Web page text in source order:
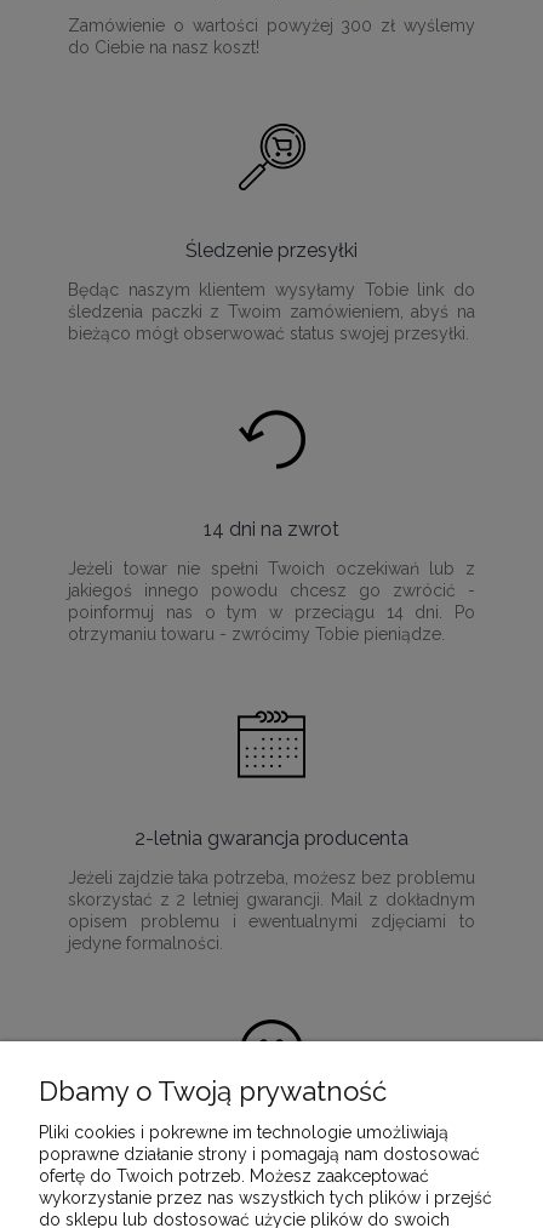
Zamówienie o wartości powyżej 300 zł wyślemy
do Ciebie na nasz koszt!
Śledzenie przesyłki
Będąc naszym klientem wysyłamy Tobie link do
śledzenia paczki z Twoim zamówieniem, abyś na
bieżąco mógł obserwować status swojej przesyłki.
14 dni na zwrot
Jeżeli towar nie spełni Twoich oczekiwań lub z
jakiegoś innego powodu chcesz go zwrócić -
poinformuj nas o tym w przeciągu 14 dni. Po
otrzymaniu towaru - zwrócimy Tobie pieniądze.
2-letnia gwarancja producenta
Jeżeli zajdzie taka potrzeba, możesz bez problemu
skorzystać z 2 letniej gwarancji. Mail z dokładnym
opisem problemu i ewentualnymi zdjęciami to
jedyne formalności.
100% satysfakcji z zakupu
Ponieważ naszą misją jest dostarczenie
wartościowych i wysokiej jakości produktów, które
Dbamy o Twoją prywatność
Pliki cookies i pokrewne im technologie umożliwiają
poprawne działanie strony i pomagają nam dostosować
ofertę do Twoich potrzeb. Możesz zaakceptować
wykorzystanie przez nas wszystkich tych plików i przejść
do sklepu lub dostosować użycie plików do swoich